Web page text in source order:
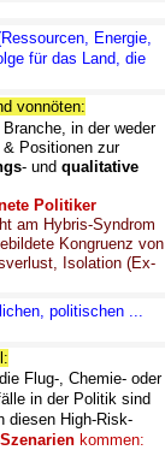
Energie,
für das Land, die
vonnöten:
in der weder
Positionen zur
- und qualitative
Politiker
am Hybris-Syndrom
Kongruenz von
Isolation (Ex-
politischen ...
Flug-, Chemie- oder
in der Politik sind
diesen High-Risk-
kommen: